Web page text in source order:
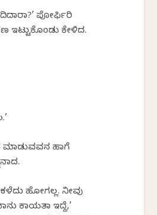
ಪೋರ್ಫಿರಿ
ಇಟ್ಟುಕೊಂಡು ಕೇಳಿದ.
ಹಾಗೆ
ಕಳೆದು ಹೋಗಲ್ಲ. ನೀವು
ಕಾಯತಾ ಇದ್ದೆ,’